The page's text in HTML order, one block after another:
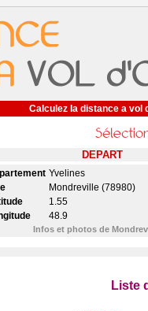
Calculez la distance a vol
DEPART
Yvelines
Mondreville (78980)
1.55
48.9
Infos et photos de
Liste